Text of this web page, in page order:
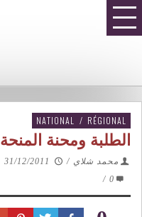
NATIONAL / RÉGIONAL
الطلبة ومحنة المنحة
محمد شلاي /
31/12/2011
0
/